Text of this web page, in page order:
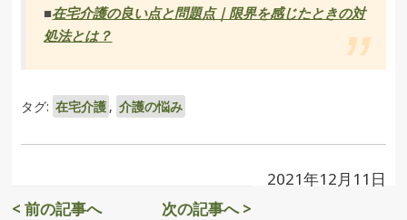
■在宅介護の良い点と問題点｜限界を感じたときの対
処法とは？
タグ: 在宅介護 , 介護の悩み
2021年12月11日
< 前の記事へ
次の記事へ >